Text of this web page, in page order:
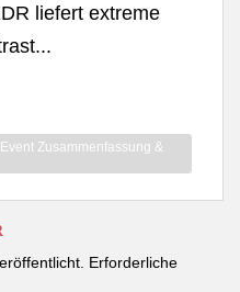
liefert extreme
Zusammenfassung &
Erforderliche